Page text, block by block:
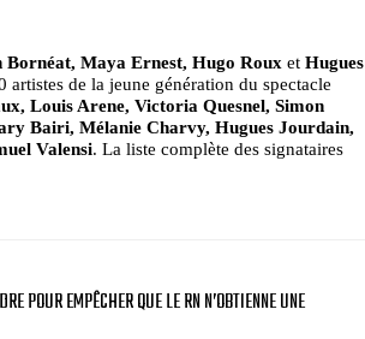
Bornéat, Maya Ernest, Hugo Roux et Hugues
artistes de la jeune génération du spectacle
Louis Arene, Victoria Quesnel, Simon
Bairi, Mélanie Charvy, Hugues Jourdain,
Valensi. La liste complète des signataires
POUR EMPÊCHER QUE LE RN N’OBTIENNE UNE